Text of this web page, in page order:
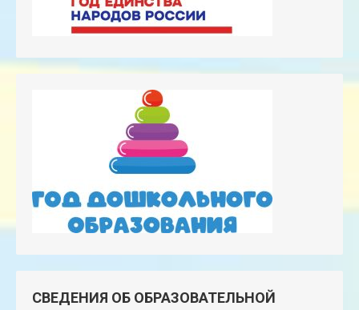
СВЕДЕНИЯ ОБ ОБРАЗОВАТЕЛЬНОЙ